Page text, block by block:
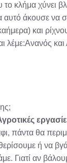
κλήμα χύνει
αυτό άκουσε
και
λέμε:Ανανός και
πάντα θα
ή να
Γιατί αν